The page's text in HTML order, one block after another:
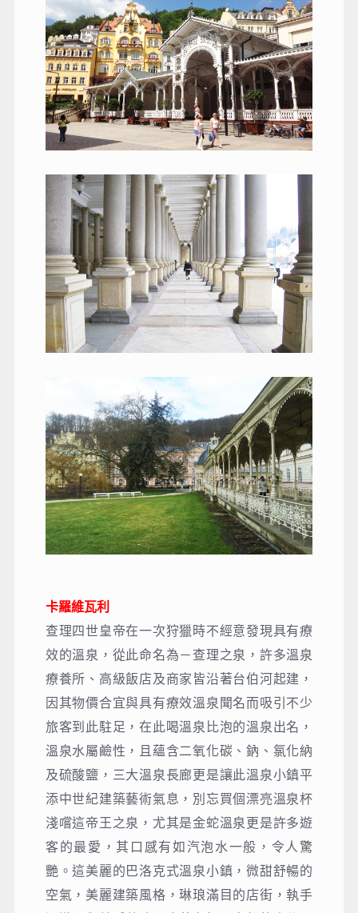
卡羅維瓦利
查理四世皇帝在一次狩獵時不經意發現具有療
效的溫泉，從此命名為－查理之泉，許多溫泉
療養所、高級飯店及商家皆沿著台伯河起建，
因其物價合宜與具有療效溫泉聞名而吸引不少
旅客到此駐足，在此喝溫泉比泡的溫泉出名，
溫泉水屬鹼性，且蘊含二氧化碳、鈉、氯化納
及硫酸鹽，三大溫泉長廊更是讓此溫泉小鎮平
添中世紀建築藝術氣息，別忘買個漂亮溫泉杯
淺嚐這帝王之泉，尤其是金蛇溫泉更是許多遊
客的最愛，其口感有如汽泡水一般，令人驚
艷。這美麗的巴洛克式溫泉小鎮，微甜舒暢的
空氣，美麗建築風格，琳琅滿目的店街，執手